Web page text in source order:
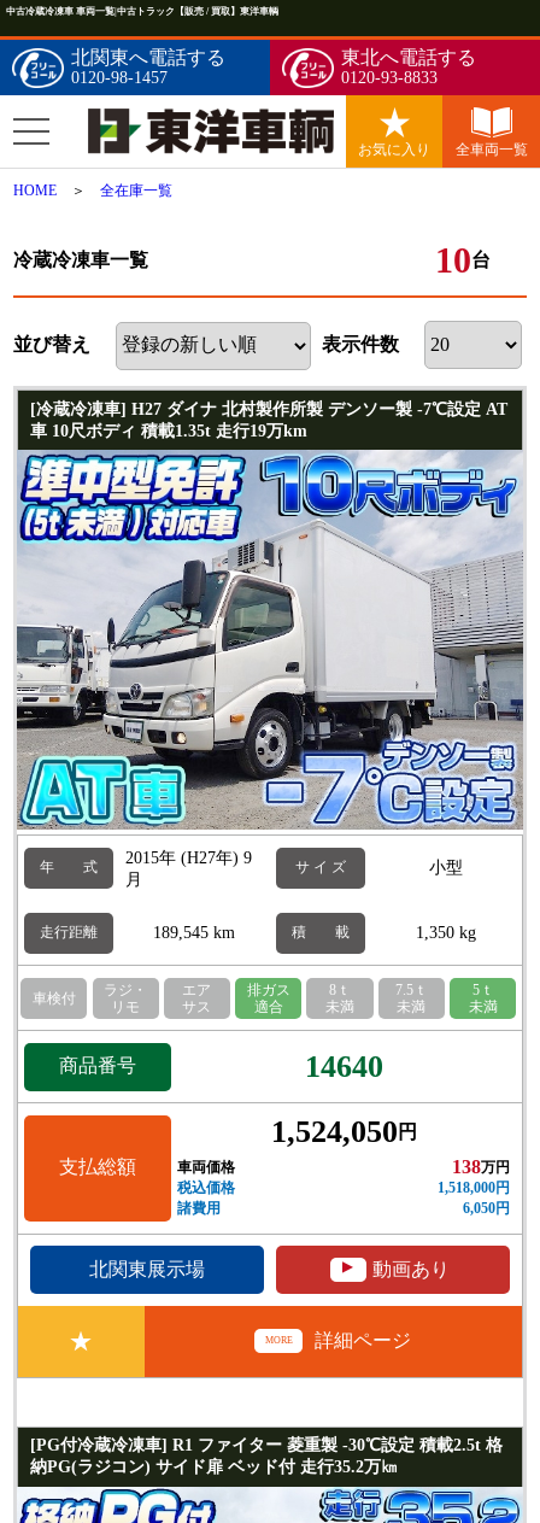
中古冷蔵冷凍車 車両一覧|中古トラック【販売 / 買取】東洋車輌
北関東へ電話する
0120-98-1457
東北へ電話する
0120-93-8833
お気に入り 全車両一覧
HOME ＞全在庫一覧
冷蔵冷凍車一覧 10台
並び替え 表示件数
[冷蔵冷凍車] H27 ダイナ 北村製作所製 デンソー製 -7℃設定 AT
車 10尺ボディ 積載1.35t 走行19万km
年 式
2015年 (H27年) 9
月
サ イ ズ 小型
走行距離 189,545 km 積 載 1,350 kg
車検付
ラジ・
リモ
エア
サス
排ガス
適合
8ｔ
未満
7.5ｔ
未満
5ｔ
未満
商品番号 14640
支払総額
1,524,050 円
車両価格 138万円
税込価格
1,518,000円
諸費用
6,050円
北関東展示場 ▲ 動画あり
★ MORE 詳細ページ
[PG付冷蔵冷凍車] R1 ファイター 菱重製 -30℃設定 積載2.5t 格
納PG(ラジコン) サイド扉 ベッド付 走行35.2万㎞